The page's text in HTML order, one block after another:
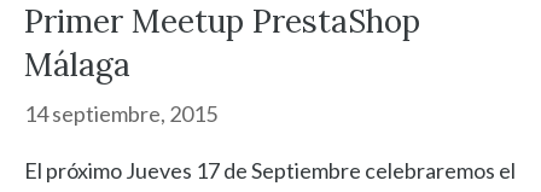
Primer Meetup PrestaShop
Málaga
14 septiembre, 2015
El próximo Jueves 17 de Septiembre celebraremos el